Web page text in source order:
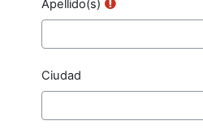
Apellido(s)
Ciudad